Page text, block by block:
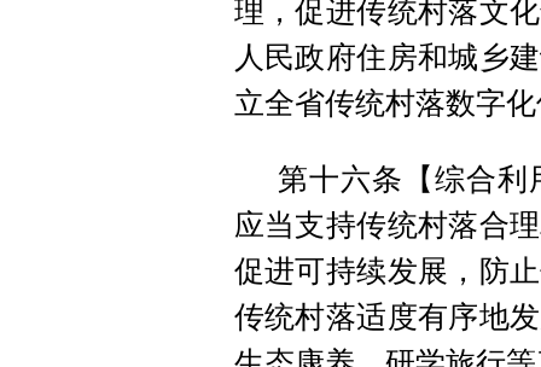
理，促进传统村落文
人民政府住房和城乡
立全省传统村落数字
第十六条【综合
应当支持传统村落合
促进可持续发展，防
传统村落适度有序地